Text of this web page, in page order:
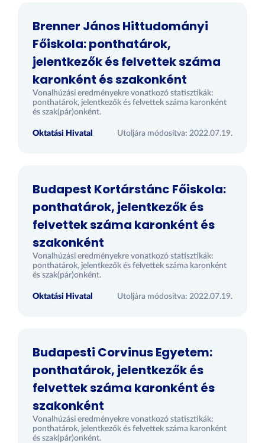
Brenner János Hittudományi
Főiskola: ponthatárok,
jelentkezők és felvettek száma
karonként és szakonként
Vonalhúzási eredményekre vonatkozó statisztikák:
ponthatárok, jelentkezők és felvettek száma karonként
és szak(pár)onként.
Oktatási Hivatal Utoljára módosítva: 2022.07.19.
Budapest Kortárstánc Főiskola:
ponthatárok, jelentkezők és
felvettek száma karonként és
szakonként
Vonalhúzási eredményekre vonatkozó statisztikák:
ponthatárok, jelentkezők és felvettek száma karonként
és szak(pár)onként.
Oktatási Hivatal Utoljára módosítva: 2022.07.19.
Budapesti Corvinus Egyetem:
ponthatárok, jelentkezők és
felvettek száma karonként és
szakonként
Vonalhúzási eredményekre vonatkozó statisztikák:
ponthatárok, jelentkezők és felvettek száma karonként
és szak(pár)onként.